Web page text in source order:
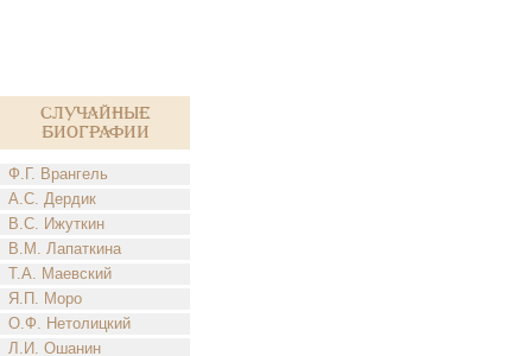
Случайные
биографии
Ф.Г. Врангель
А.С. Дердик
В.С. Ижуткин
В.М. Лапаткина
Т.А. Маевский
Я.П. Моро
О.Ф. Нетолицкий
Л.И. Ошанин